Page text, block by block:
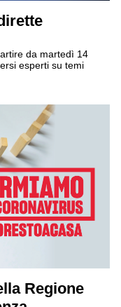
da martedì 14
esperti su temi
Regione